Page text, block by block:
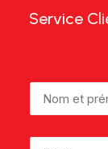
Service